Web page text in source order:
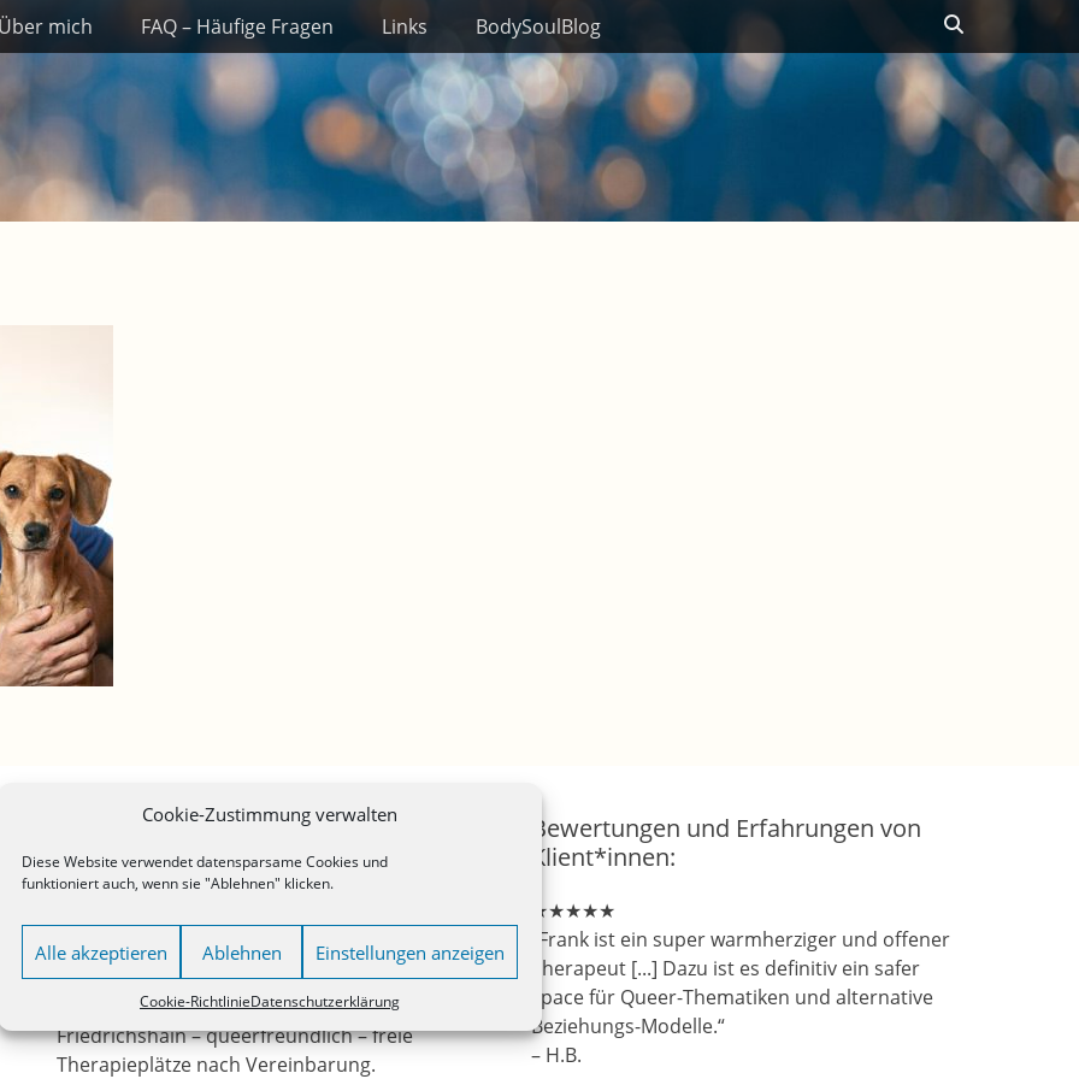
Cookie-Zustimmung verwalten
Diese Website verwendet datensparsame Cookies und
funktioniert auch, wenn sie "Ablehnen" klicken.
Alle akzeptieren Ablehnen Einstellungen anzeigen
Cookie-RichtlinieDatenschutzerklärung
Über mich FAQ – Häufige Fragen Links BodySoulBlog
Adresse:
Finowstraße 18, 10247 Berlin
Praxis für Psychotherapie in Berlin-
Friedrichshain – queerfreundlich – freie
Therapieplätze nach Vereinbarung.
Bewertungen und Erfahrungen von
Klient*innen:
★★★★★
„Frank ist ein super warmherziger und offener
Therapeut [...] Dazu ist es definitiv ein safer
space für Queer-Thematiken und alternative
Beziehungs-Modelle.“
– H.B.